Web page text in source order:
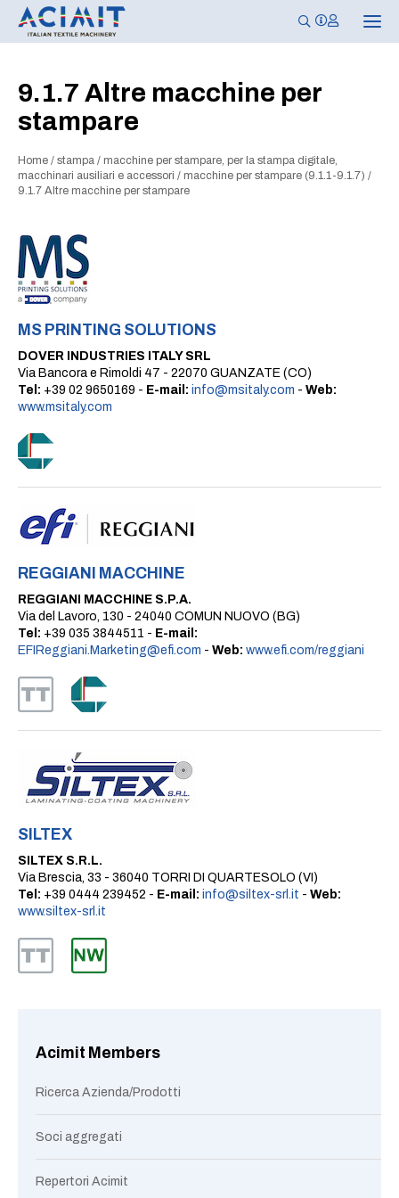
N
a
9.1.7 Altre macchine per
stampare
Home / stampa / macchine per stampare, per la stampa digitale,
macchinari ausiliari e accessori / macchine per stampare (9.1.1-9.1.7) /
9.1.7 Altre macchine per stampare
MS PRINTING SOLUTIONS
DOVER INDUSTRIES ITALY SRL
Via Bancora e Rimoldi 47 - 22070 GUANZATE (CO)
Tel: +39 02 9650169 - E-mail: info@msitaly.com - Web:
www.msitaly.com
REGGIANI MACCHINE
REGGIANI MACCHINE S.P.A.
Via del Lavoro, 130 - 24040 COMUN NUOVO (BG)
Tel: +39 035 3844511 - E-mail:
EFIReggiani.Marketing@efi.com - Web: www.efi.com/reggiani
SILTEX
SILTEX S.R.L.
Via Brescia, 33 - 36040 TORRI DI QUARTESOLO (VI)
Tel: +39 0444 239452 - E-mail: info@siltex-srl.it - Web:
www.siltex-srl.it
Acimit Members
Ricerca Azienda/Prodotti
Soci aggregati
Repertori Acimit